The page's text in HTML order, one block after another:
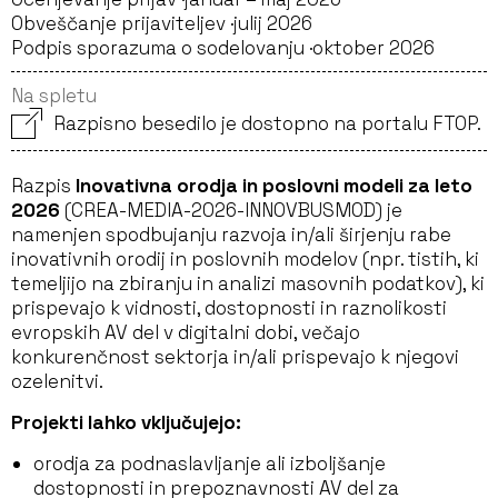
Obveščanje prijaviteljev ·julij 2026
Podpis sporazuma o sodelovanju ·oktober 2026
Na spletu
Razpisno besedilo je dostopno na portalu FTOP.
Razpis Inovativna orodja in poslovni modeli za leto
2026 (CREA-MEDIA-2026-INNOVBUSMOD) je
namenjen spodbujanju razvoja in/ali širjenju rabe
inovativnih orodij in poslovnih modelov (npr. tistih, ki
temeljijo na zbiranju in analizi masovnih podatkov), ki
prispevajo k vidnosti, dostopnosti in raznolikosti
evropskih AV del v digitalni dobi, večajo
konkurenčnost sektorja in/ali prispevajo k njegovi
ozelenitvi.
Projekti lahko vključujejo:
orodja za podnaslavljanje ali izboljšanje
dostopnosti in prepoznavnosti AV del za